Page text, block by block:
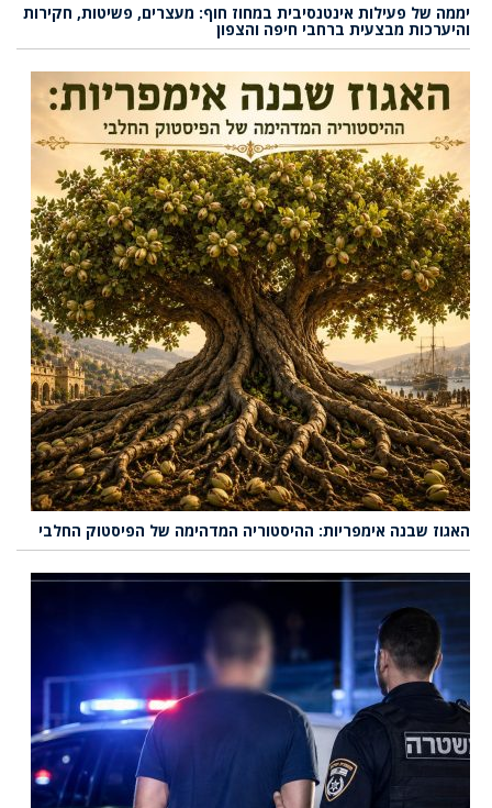
יממה של פעילות אינטנסיבית במחוז חוף: מעצרים, פשיטות, חקירות
והיערכות מבצעית ברחבי חיפה והצפון
האגוז שבנה אימפריות: ההיסטוריה המדהימה של הפיסטוק החלבי